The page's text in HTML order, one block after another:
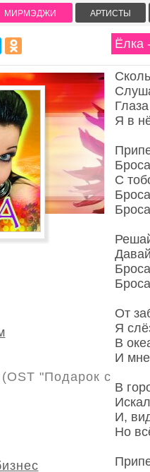
Ёлка
Я в
С
От
Я
В
И мне
В
И,
Но
(OST "Подарок с
МИРМЭДЖИ АРТИСТЫ